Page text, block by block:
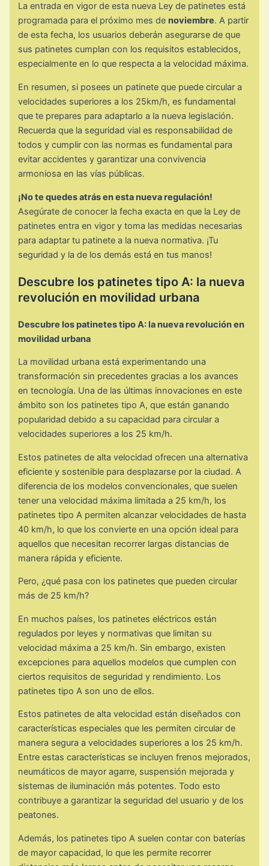
La entrada en vigor de esta nueva Ley de patinetes está
programada para el próximo mes de noviembre. A partir
de esta fecha, los usuarios deberán asegurarse de que
sus patinetes cumplan con los requisitos establecidos,
especialmente en lo que respecta a la velocidad máxima.
En resumen, si posees un patinete que puede circular a
velocidades superiores a los 25km/h, es fundamental
que te prepares para adaptarlo a la nueva legislación.
Recuerda que la seguridad vial es responsabilidad de
todos y cumplir con las normas es fundamental para
evitar accidentes y garantizar una convivencia
armoniosa en las vías públicas.
¡No te quedes atrás en esta nueva regulación!
Asegúrate de conocer la fecha exacta en que la Ley de
patinetes entra en vigor y toma las medidas necesarias
para adaptar tu patinete a la nueva normativa. ¡Tu
seguridad y la de los demás está en tus manos!
Descubre los patinetes tipo A: la nueva
revolución en movilidad urbana
Descubre los patinetes tipo A: la nueva revolución en
movilidad urbana
La movilidad urbana está experimentando una
transformación sin precedentes gracias a los avances
en tecnología. Una de las últimas innovaciones en este
ámbito son los patinetes tipo A, que están ganando
popularidad debido a su capacidad para circular a
velocidades superiores a los 25 km/h.
Estos patinetes de alta velocidad ofrecen una alternativa
eficiente y sostenible para desplazarse por la ciudad. A
diferencia de los modelos convencionales, que suelen
tener una velocidad máxima limitada a 25 km/h, los
patinetes tipo A permiten alcanzar velocidades de hasta
40 km/h, lo que los convierte en una opción ideal para
aquellos que necesitan recorrer largas distancias de
manera rápida y eficiente.
Pero, ¿qué pasa con los patinetes que pueden circular
más de 25 km/h?
En muchos países, los patinetes eléctricos están
regulados por leyes y normativas que limitan su
velocidad máxima a 25 km/h. Sin embargo, existen
excepciones para aquellos modelos que cumplen con
ciertos requisitos de seguridad y rendimiento. Los
patinetes tipo A son uno de ellos.
Estos patinetes de alta velocidad están diseñados con
características especiales que les permiten circular de
manera segura a velocidades superiores a los 25 km/h.
Entre estas características se incluyen frenos mejorados,
neumáticos de mayor agarre, suspensión mejorada y
sistemas de iluminación más potentes. Todo esto
contribuye a garantizar la seguridad del usuario y de los
peatones.
Además, los patinetes tipo A suelen contar con baterías
de mayor capacidad, lo que les permite recorrer